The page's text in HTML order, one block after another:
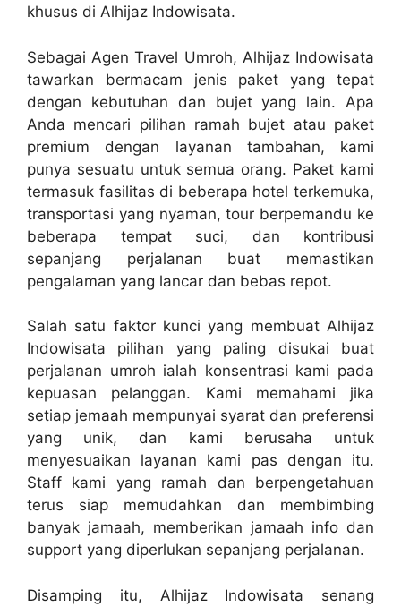
khusus di Alhijaz Indowisata.
Sebagai Agen Travel Umroh, Alhijaz Indowisata
tawarkan bermacam jenis paket yang tepat
dengan kebutuhan dan bujet yang lain. Apa
Anda mencari pilihan ramah bujet atau paket
premium dengan layanan tambahan, kami
punya sesuatu untuk semua orang. Paket kami
termasuk fasilitas di beberapa hotel terkemuka,
transportasi yang nyaman, tour berpemandu ke
beberapa tempat suci, dan kontribusi
sepanjang perjalanan buat memastikan
pengalaman yang lancar dan bebas repot.
Salah satu faktor kunci yang membuat Alhijaz
Indowisata pilihan yang paling disukai buat
perjalanan umroh ialah konsentrasi kami pada
kepuasan pelanggan. Kami memahami jika
setiap jemaah mempunyai syarat dan preferensi
yang unik, dan kami berusaha untuk
menyesuaikan layanan kami pas dengan itu.
Staff kami yang ramah dan berpengetahuan
terus siap memudahkan dan membimbing
banyak jamaah, memberikan jamaah info dan
support yang diperlukan sepanjang perjalanan.
Disamping itu, Alhijaz Indowisata senang